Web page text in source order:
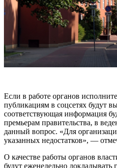
Если в работе органов
публикациям в соцсетях будут
соответствующая информация
премьерам правительства, в
данный вопрос. «Для
указанных недостатков», —
О качестве работы органов
будут еженедельно докладывать